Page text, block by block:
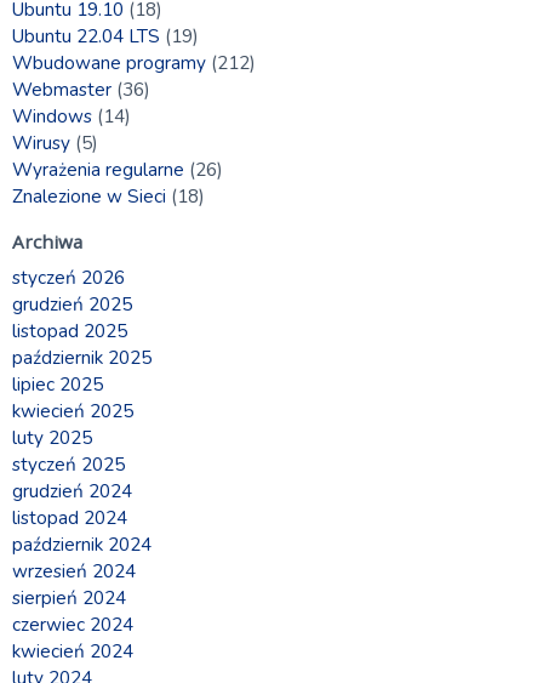
Ubuntu 19.10 (18)
Ubuntu 22.04 LTS (19)
Wbudowane programy (212)
Webmaster (36)
Windows (14)
Wirusy (5)
Wyrażenia regularne (26)
Znalezione w Sieci (18)
Archiwa
styczeń 2026
grudzień 2025
listopad 2025
październik 2025
lipiec 2025
kwiecień 2025
luty 2025
styczeń 2025
grudzień 2024
listopad 2024
październik 2024
wrzesień 2024
sierpień 2024
czerwiec 2024
kwiecień 2024
luty 2024